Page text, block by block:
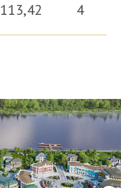
113,42 4